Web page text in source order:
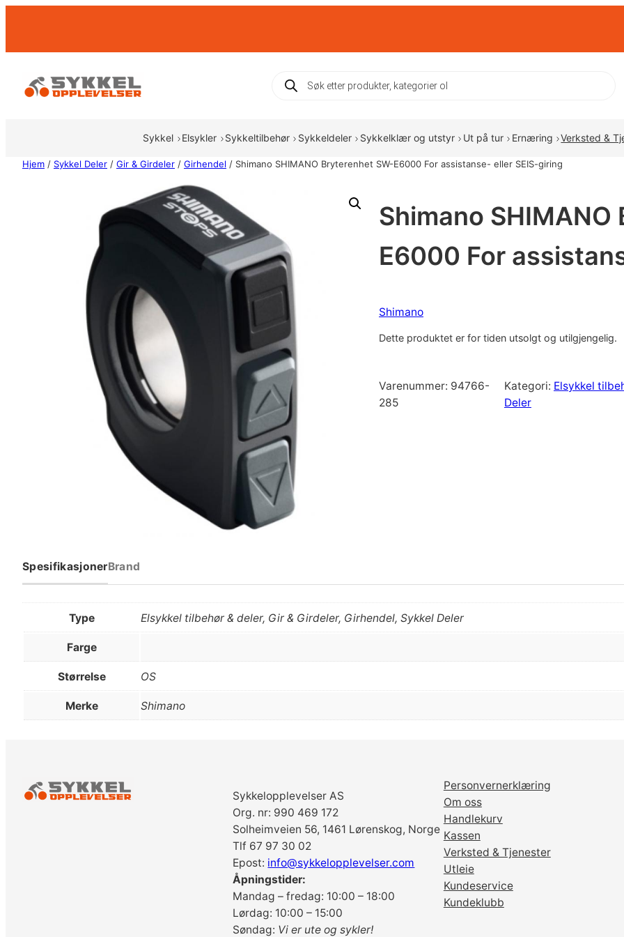
Products
search
Sykkel Elsykler Sykkeltilbehør Sykkeldeler Sykkelklær og utstyr Ut på tur Ernæring Verksted &
Hjem / Sykkel Deler / Gir & Girdeler / Girhendel / Shimano SHIMANO Bryterenhet SW-E6000 For assistanse- eller SEIS-giring
Shimano
E6000 For
Shimano
Dette produktet er for tiden utsolgt og utilgjengelig.
Varenummer: 94766-
285
Kategori: Elsykkel
Deler
SpesifikasjonerBrand
Type Elsykkel tilbehør & deler, Gir & Girdeler, Girhendel, Sykkel Deler
Farge
Størrelse OS
Merke Shimano
Sykkelopplevelser AS
Org. nr: 990 469 172
Solheimveien 56, 1461 Lørenskog, Norge
Tlf 67 97 30 02
Epost: info@sykkelopplevelser.com
Åpningstider:
Mandag – fredag: 10:00 – 18:00
Lørdag: 10:00 – 15:00
Søndag: Vi er ute og sykler!
Personvernerklæring
Om oss
Handlekurv
Kassen
Verksted & Tjenester
Utleie
Kundeservice
Kundeklubb